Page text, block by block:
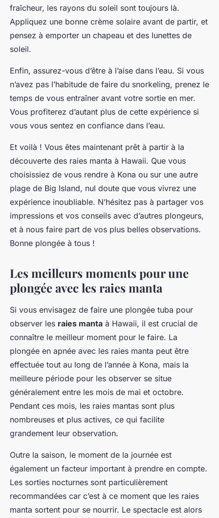
fraîcheur, les rayons du soleil sont toujours là.
Appliquez une bonne crème solaire avant de partir, et
pensez à emporter un chapeau et des lunettes de
soleil.
Enfin, assurez-vous d’être à l’aise dans l’eau. Si vous
n’avez pas l’habitude de faire du snorkeling, prenez le
temps de vous entraîner avant votre sortie en mer.
Vous profiterez d’autant plus de cette expérience si
vous vous sentez en confiance dans l’eau.
Et voilà ! Vous êtes maintenant prêt à partir à la
découverte des raies manta à Hawaii. Que vous
choisissiez de vous rendre à Kona ou sur une autre
plage de Big Island, nul doute que vous vivrez une
expérience inoubliable. N’hésitez pas à partager vos
impressions et vos conseils avec d’autres plongeurs,
et à nous faire part de vos plus belles observations.
Bonne plongée à tous !
Les meilleurs moments pour une
plongée avec les raies manta
Si vous envisagez de faire une plongée tuba pour
observer les raies manta à Hawaii, il est crucial de
connaître le meilleur moment pour le faire. La
plongée en apnée avec les raies manta peut être
effectuée tout au long de l’année à Kona, mais la
meilleure période pour les observer se situe
généralement entre les mois de mai et octobre.
Pendant ces mois, les raies mantas sont plus
nombreuses et plus actives, ce qui facilite
grandement leur observation.
Outre la saison, le moment de la journée est
également un facteur important à prendre en compte.
Les sorties nocturnes sont particulièrement
recommandées car c’est à ce moment que les raies
manta sortent pour se nourrir. Le spectacle est alors